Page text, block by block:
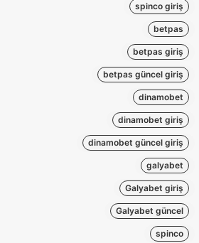
spinco giriş
betpas
betpas giriş
betpas güncel giriş
dinamobet
dinamobet giriş
dinamobet güncel giriş
galyabet
Galyabet giriş
Galyabet güncel
spinco